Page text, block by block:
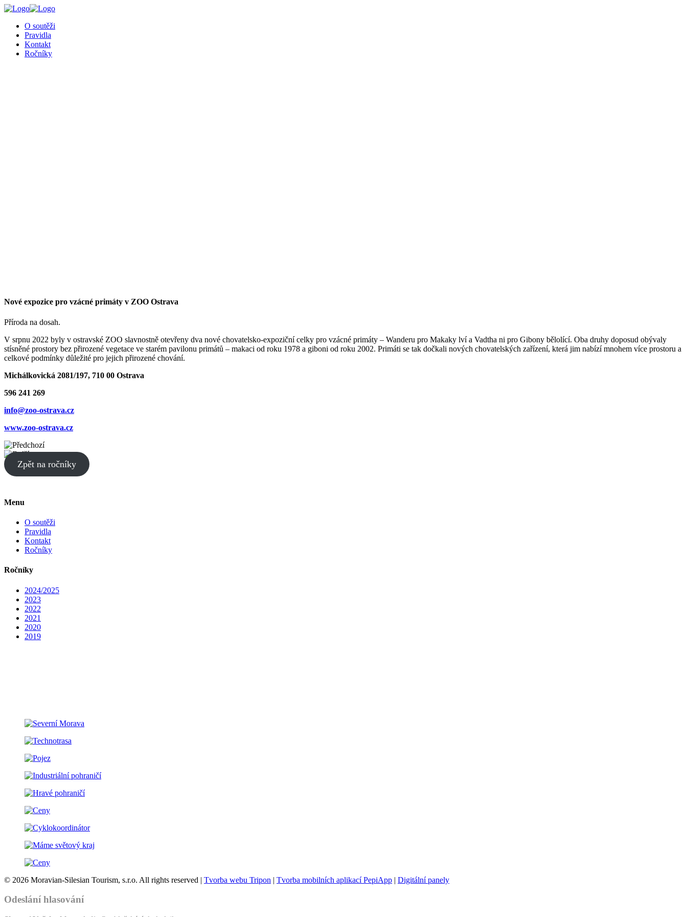
O soutěži
Pravidla
Kontakt
Ročníky
Nové expozice pro vzácné primáty v ZOO Ostrava
Příroda na dosah.
V srpnu 2022 byly v ostravské ZOO slavnostně otevřeny dva nové chovatelsko-expoziční celky pro vzácné primáty – Wanderu pro Makaky lví a Vadtha ni pro Gibony bělolící. Oba druhy doposud obývaly
stísněné prostory bez přirozené vegetace ve starém pavilonu primátů – makaci od roku 1978 a giboni od roku 2002. Primáti se tak dočkali nových chovatelských zařízení, která jim nabízí mnohem více prostoru a
celkové podmínky důležité pro jejich přirozené chování.
Michálkovická 2081/197, 710 00 Ostrava
596 241 269
info@zoo-ostrava.cz
www.zoo-ostrava.cz
Zpět na ročníky
Menu
O soutěži
Pravidla
Kontakt
Ročníky
Ročníky
2024/2025
2023
2022
2021
2020
2019
© 2026 Moravian-Silesian Tourism, s.r.o. All rights reserved | Tvorba webu Tripon | Tvorba mobilních aplikací PepiApp | Digitální panely
Odeslání hlasování